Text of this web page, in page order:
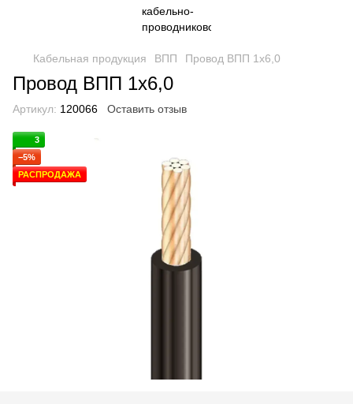
Кабельная продукция ВПП Провод ВПП 1х6,0
Провод ВПП 1х6,0
Артикул: 120066 Оставить отзыв
3
−5%
РАСПРОДАЖА